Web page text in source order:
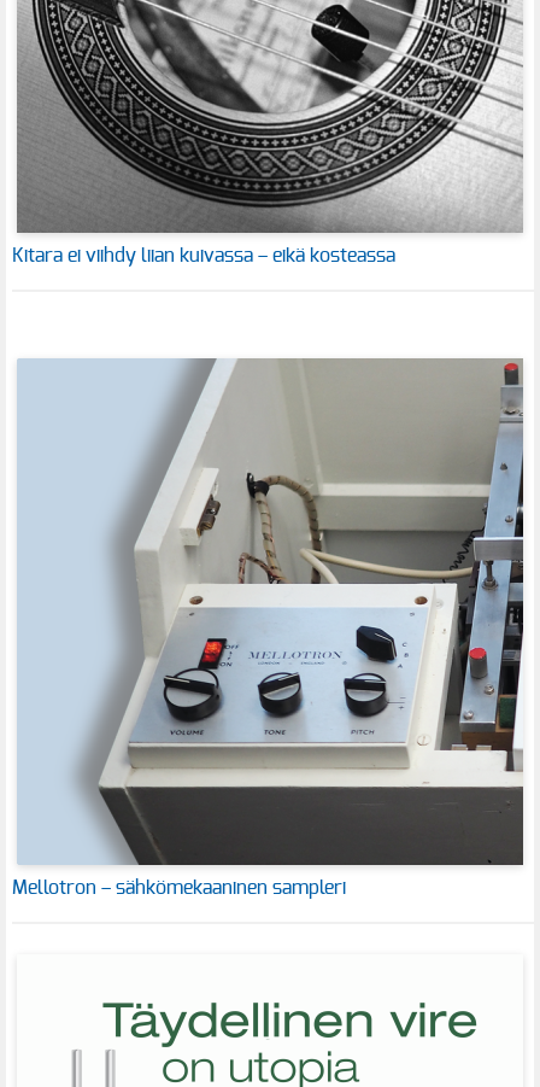
Kitara ei viihdy liian kuivassa – eikä kosteassa
Mellotron – sähkömekaaninen sampleri